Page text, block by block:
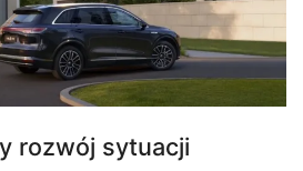
rozwój sytuacji